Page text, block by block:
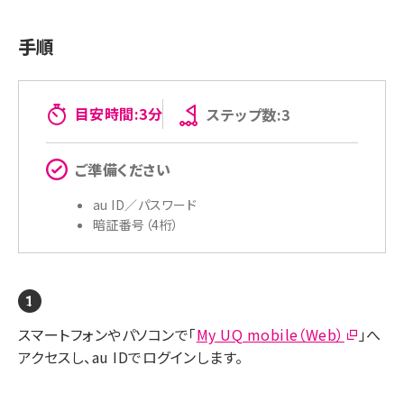
手順
目安時間:3分 ステップ数:3
ご準備ください
au ID／パスワード
暗証番号（4桁）
スマートフォンやパソコンで「My UQ mobile（Web）
」へ
アクセスし、au IDでログインします。